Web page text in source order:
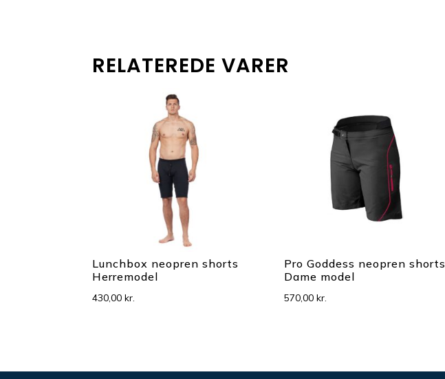
RELATEREDE VARER
Lunchbox neopren shorts
Herremodel
430,00kr.
Pro Goddess neopren shorts
Dame model
570,00kr.